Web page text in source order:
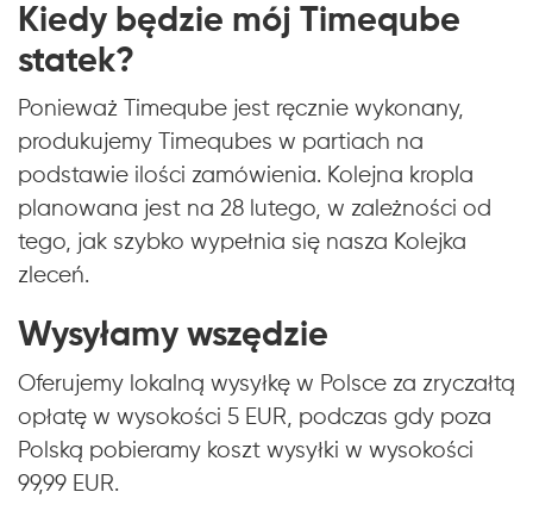
Kiedy będzie mój Timeqube
statek?
Ponieważ Timeqube jest ręcznie wykonany,
produkujemy Timequbes w partiach na
podstawie ilości zamówienia. Kolejna kropla
planowana jest na 28 lutego, w zależności od
tego, jak szybko wypełnia się nasza Kolejka
zleceń.
Wysyłamy wszędzie
Oferujemy lokalną wysyłkę w Polsce za zryczałtą
opłatę w wysokości 5 EUR, podczas gdy poza
Polską pobieramy koszt wysyłki w wysokości
99,99 EUR.